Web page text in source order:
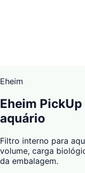
Eheim
Eheim
aquário
Filtro interno para
volume, carga
da embalagem.